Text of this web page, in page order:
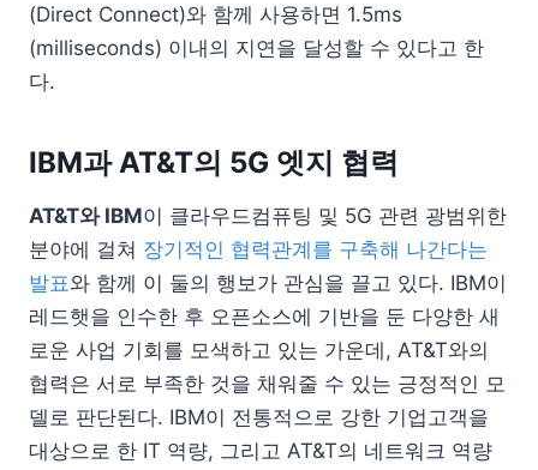
(Direct Connect)와 함께 사용하면 1.5ms
(milliseconds) 이내의 지연을 달성할 수 있다고 한
다.
IBM과 AT&T의 5G 엣지 협력
AT&T와 IBM이 클라우드컴퓨팅 및 5G 관련 광범위한
분야에 걸쳐 장기적인 협력관계를 구축해 나간다는
발표와 함께 이 둘의 행보가 관심을 끌고 있다. IBM이
레드햇을 인수한 후 오픈소스에 기반을 둔 다양한 새
로운 사업 기회를 모색하고 있는 가운데, AT&T와의
협력은 서로 부족한 것을 채워줄 수 있는 긍정적인 모
델로 판단된다. IBM이 전통적으로 강한 기업고객을
대상으로 한 IT 역량, 그리고 AT&T의 네트워크 역량